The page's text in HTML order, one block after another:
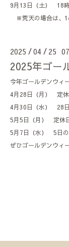
9月13日（土） 18
※荒天の場合は、
2025 /04 / 25
2025年ゴー
今年ゴールデンウィ
4月28日（月） 定
4月30日（水） 28
5月5日（月） 定休
5月7日（水） 5日
ぜひゴールデンウィ